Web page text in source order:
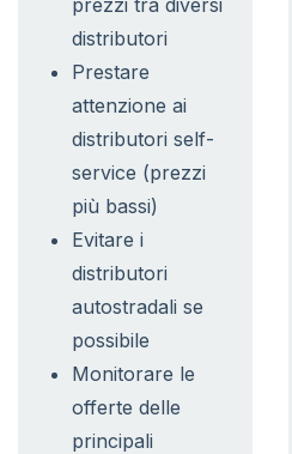
prezzi tra diversi
distributori
Prestare
attenzione ai
distributori self-
service (prezzi
più bassi)
Evitare i
distributori
autostradali se
possibile
Monitorare le
offerte delle
principali